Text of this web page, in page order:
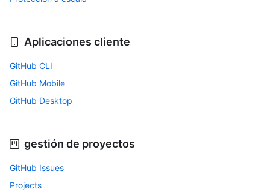
Aplicaciones cliente
GitHub CLI
GitHub Mobile
GitHub Desktop
gestión de proyectos
GitHub Issues
Projects